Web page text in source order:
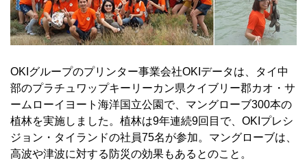
OKIグループのプリンター事業会社OKIデータは、タイ中
部のプラチュワップキーリーカン県クイブリー郡カオ・サ
ームローイヨート海洋国立公園で、マングローブ300本の
植林を実施しました。植林は9年連続9回目で、OKIプレシ
ジョン・タイランドの社員75名が参加。マングローブは、
高波や津波に対する防災の効果もあるとのこと。